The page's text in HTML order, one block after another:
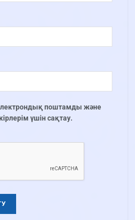
поштамды және
үшін сақтау.